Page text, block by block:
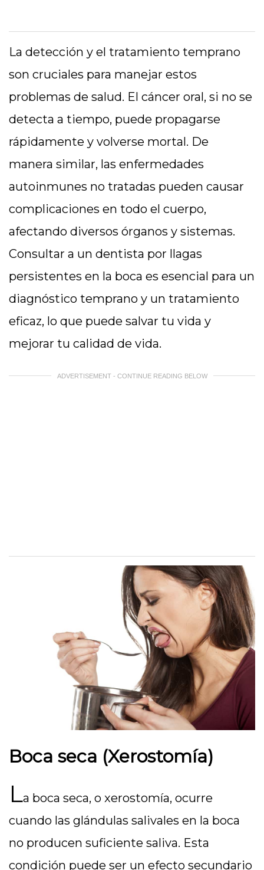
La detección y el tratamiento temprano
son cruciales para manejar estos
problemas de salud. El cáncer oral, si no se
detecta a tiempo, puede propagarse
rápidamente y volverse mortal. De
manera similar, las enfermedades
autoinmunes no tratadas pueden causar
complicaciones en todo el cuerpo,
afectando diversos órganos y sistemas.
Consultar a un dentista por llagas
persistentes en la boca es esencial para un
diagnóstico temprano y un tratamiento
eficaz, lo que puede salvar tu vida y
mejorar tu calidad de vida.
ADVERTISEMENT - CONTINUE READING BELOW
Boca seca (Xerostomía)
La boca seca, o xerostomía, ocurre
cuando las glándulas salivales en la boca
no producen suficiente saliva. Esta
condición puede ser un efecto secundario